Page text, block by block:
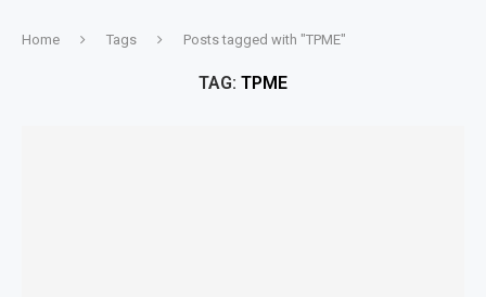
Home Tags Posts tagged with "TPME"
TAG: TPME